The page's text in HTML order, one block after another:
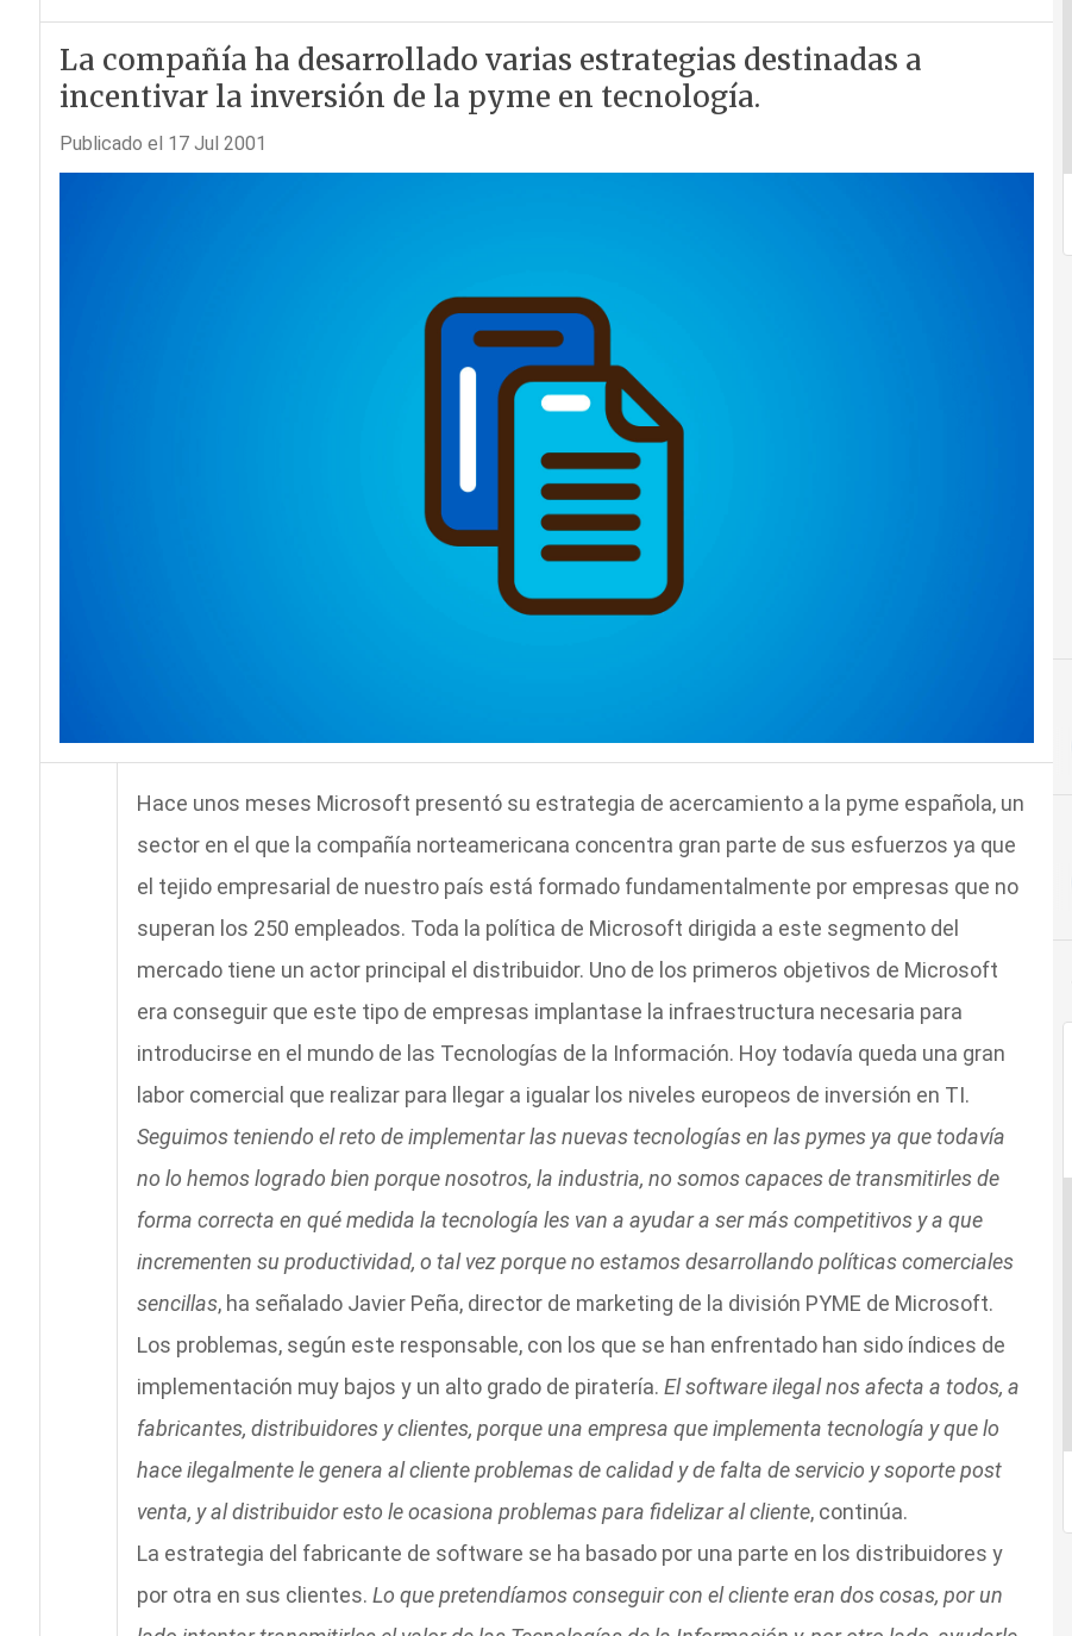
La compañía ha desarrollado varias estrategias destinadas a
incentivar la inversión de la pyme en tecnología.
Publicado el 17 Jul 2001
Hace unos meses Microsoft presentó su estrategia de acercamiento a la pyme española, un
sector en el que la compañía norteamericana concentra gran parte de sus esfuerzos ya que
el tejido empresarial de nuestro país está formado fundamentalmente por empresas que no
superan los 250 empleados. Toda la política de Microsoft dirigida a este segmento del
mercado tiene un actor principal el distribuidor. Uno de los primeros objetivos de Microsoft
era conseguir que este tipo de empresas implantase la infraestructura necesaria para
introducirse en el mundo de las Tecnologías de la Información. Hoy todavía queda una gran
labor comercial que realizar para llegar a igualar los niveles europeos de inversión en TI.
Seguimos teniendo el reto de implementar las nuevas tecnologías en las pymes ya que todavía
no lo hemos logrado bien porque nosotros, la industria, no somos capaces de transmitirles de
forma correcta en qué medida la tecnología les van a ayudar a ser más competitivos y a que
incrementen su productividad, o tal vez porque no estamos desarrollando políticas comerciales
sencillas, ha señalado Javier Peña, director de marketing de la división PYME de Microsoft.
Los problemas, según este responsable, con los que se han enfrentado han sido índices de
implementación muy bajos y un alto grado de piratería. El software ilegal nos afecta a todos, a
fabricantes, distribuidores y clientes, porque una empresa que implementa tecnología y que lo
hace ilegalmente le genera al cliente problemas de calidad y de falta de servicio y soporte post
venta, y al distribuidor esto le ocasiona problemas para fidelizar al cliente, continúa.
La estrategia del fabricante de software se ha basado por una parte en los distribuidores y
por otra en sus clientes. Lo que pretendíamos conseguir con el cliente eran dos cosas, por un